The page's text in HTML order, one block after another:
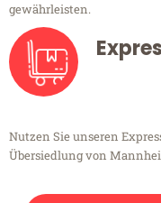
gewährleisten.
Nutzen Sie unseren
Übersiedlung von